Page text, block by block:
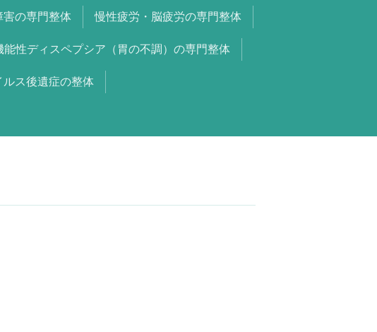
害の専門整体 慢性疲労・脳疲労の専門整体
能性ディスペプシア（胃の不調）の専門整体
ルス後遺症の整体